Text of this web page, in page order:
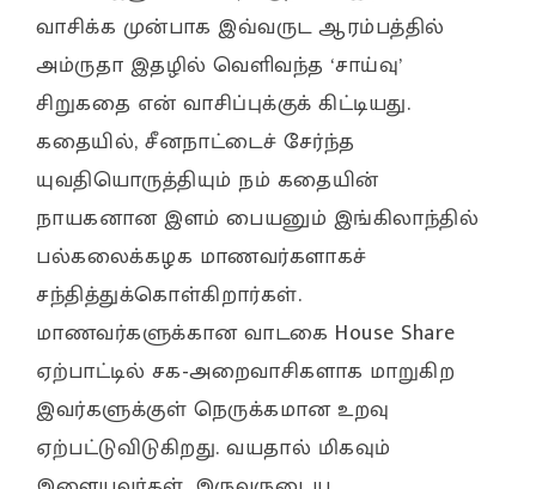
வாசிக்க முன்பாக இவ்வருட ஆரம்பத்தில்
அம்ருதா இதழில் வெளிவந்த ‘சாய்வு’
சிறுகதை என் வாசிப்புக்குக் கிட்டியது.
கதையில், சீனநாட்டைச் சேர்ந்த
யுவதியொருத்தியும் நம் கதையின்
நாயகனான இளம் பையனும் இங்கிலாந்தில்
பல்கலைக்கழக மாணவர்களாகச்
சந்தித்துக்கொள்கிறார்கள்.
மாணவர்களுக்கான வாடகை House Share
ஏற்பாட்டில் சக-அறைவாசிகளாக மாறுகிற
இவர்களுக்குள் நெருக்கமான உறவு
ஏற்பட்டுவிடுகிறது. வயதால் மிகவும்